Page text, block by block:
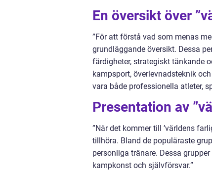
En översikt över
”För att förstå vad som menas
grundläggande översikt. Dessa
färdigheter, strategiskt tänkande
kampsport, överlevnadsteknik
vara både professionella atleter,
Presentation av
”När det kommer till ’världens
tillhöra. Bland de populäraste
personliga tränare. Dessa
kampkonst och självförsvar.”